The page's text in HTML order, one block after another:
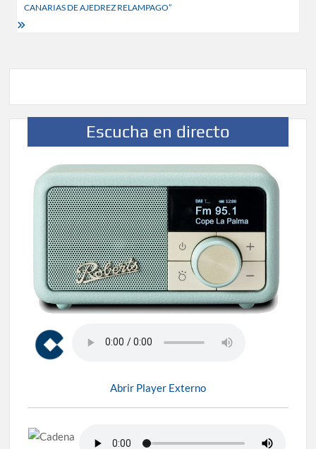
CANARIAS DE AJEDREZ RELAMPAGO”
Escucha en directo
Abrir Player Externo